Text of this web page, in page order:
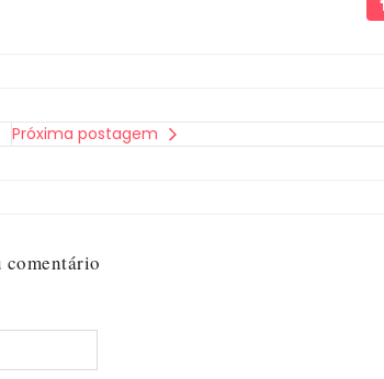
Próxima postagem
comentário